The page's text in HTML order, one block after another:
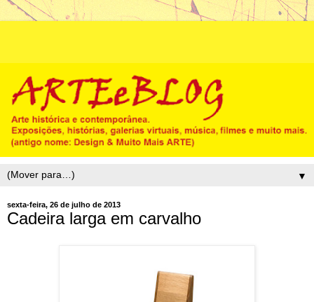
▼
sexta-feira, 26 de julho de 2013
Cadeira larga em carvalho